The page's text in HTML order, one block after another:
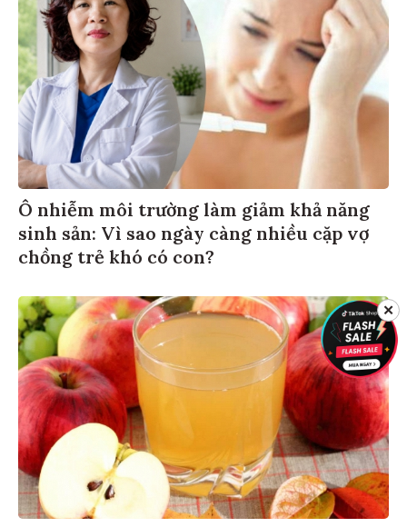
Ô nhiễm môi trường làm giảm khả năng
sinh sản: Vì sao ngày càng nhiều cặp vợ
chồng trẻ khó có con?
✕